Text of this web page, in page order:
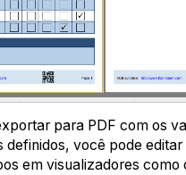
para PDF com os
definidos, você pode
em visualizadores como